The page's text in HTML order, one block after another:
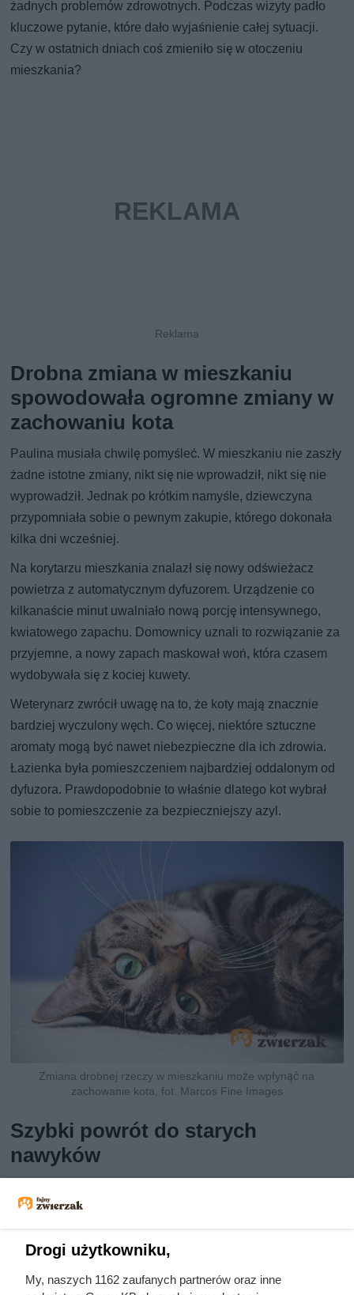
żadnych problemów zdrowotnych. Podczas wizyty padło
kluczowe pytanie, które dało wyjaśnienie całej sytuacji.
Czy w ostatnich dniach coś zmieniło się w otoczeniu
mieszkania?
Drobna zmiana w mieszkaniu
spowodowała ogromne zmiany w
zachowaniu kota
Paulina musiała chwilę pomyśleć. W mieszkaniu nie zaszły
żadne istotne zmiany, nikt się nie wprowadził, nikt się nie
wyprowadził. Jednak po krótkim namyśle, dziewczyna
przypomniała sobie o pewnym zakupie, którego dokonała
kilka dni wcześniej.
Na korytarzu mieszkania znalazł się nowy odświeżacz
powietrza z automatycznym dyfuzorem. Urządzenie co
kilkanaście minut uwalniało nową porcję intensywnego,
kwiatowego zapachu. Domownicy uznali to rozwiązanie za
przyjemne, a nowy zapach maskował woń, która czasem
wydobywała się z kociej kuwety.
Weterynarz zwrócił uwagę na to, że koty mają znacznie
bardziej wyczulony węch. Co więcej, niektóre sztuczne
aromaty mogą być nawet niebezpieczne dla ich zdrowia.
Łazienka była pomieszczeniem najbardziej oddalonym od
dyfuzora. Prawdopodobnie to właśnie dlatego kot wybrał
sobie to pomieszczenie za bezpieczniejszy azyl.
Zmiana drobnej rzeczy w mieszkaniu może wpłynąć na
zachowanie kota, fot. Marcos Fine Images
Szybki powrót do starych
nawyków
usunęła dyfuzor zapachowy z korytarza. Następnym
pomieszczeń. W tym czasie Gacek ponownie schował się
Drogi użytkowniku,
My, naszych 1162 zaufanych partnerów oraz inne